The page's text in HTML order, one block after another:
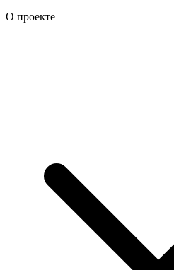
О проекте